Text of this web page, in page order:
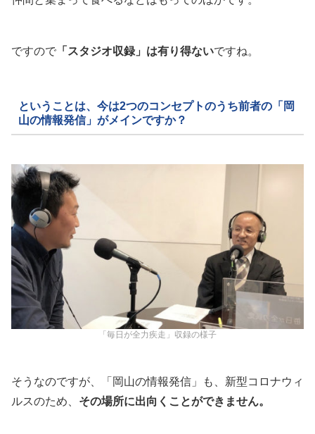
ですので 「スタジオ収録」は有り得ないですね。
ということは、今は2つのコンセプトのうち前者の「岡
山の情報発信」がメインですか？
「毎日が全力疾走」収録の様子
そうなのですが、「岡山の情報発信」も、新型コロナウィ
ルスのため、 その場所に出向くことができません。